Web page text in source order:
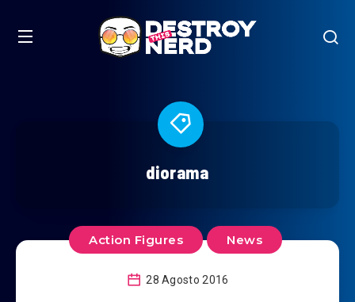
diorama
Action Figures News
28 Agosto 2016